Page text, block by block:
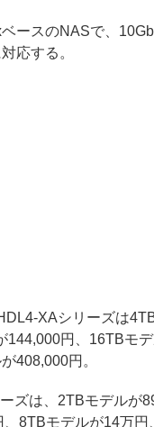
ースのNASで、
応する。
XAシリーズは
144,000円、16TBモ
408,000円。
ズは、2TBモデルが
、8TBモデルが14万円